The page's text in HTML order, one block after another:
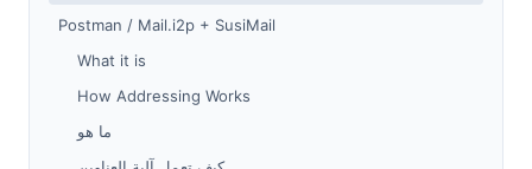
Postman / Mail.i2p + SusiMail
What it is
How Addressing Works
ما هو